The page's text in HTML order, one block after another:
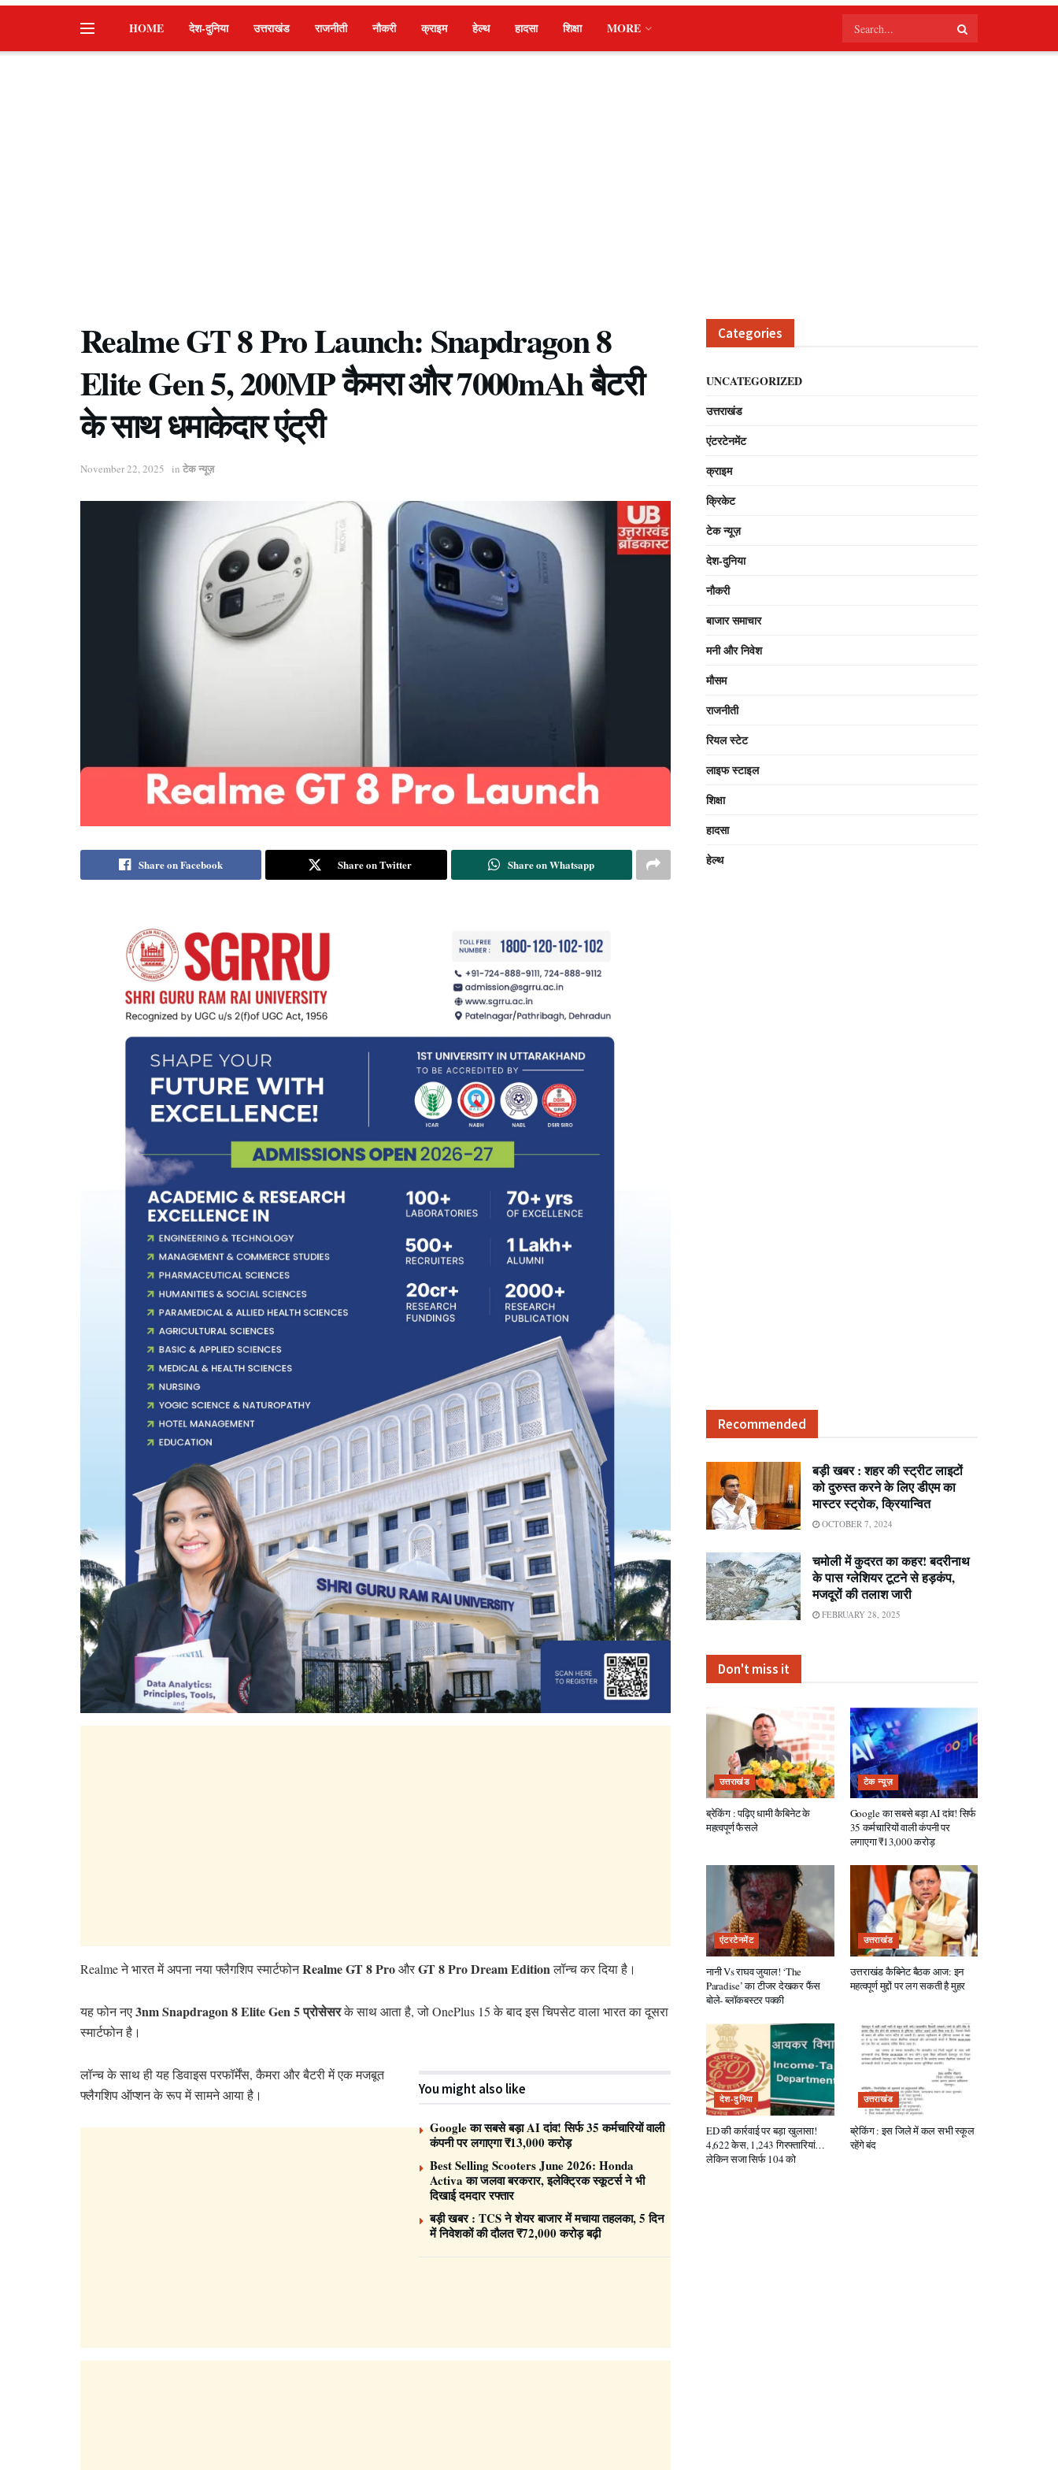
HOME देश-दुनिया उत्तराखंड राजनीती नौकरी क्राइम हेल्थ हादसा शिक्षा MORE
Realme GT 8 Pro Launch: Snapdragon 8
Elite Gen 5, 200MP कैमरा और 7000mAh बैटरी
के साथ धमाकेदार एंट्री
November 22, 2025 in टेक न्यूज़
Share on Facebook Share on Twitter Share on Whatsapp
Realme ने भारत में अपना नया फ्लैगशिप स्मार्टफोनRealme GT 8 ProऔरGT 8 Pro Dream Editionलॉन्च कर दिया है।
यह फोन नए3nm Snapdragon 8 Elite Gen 5 प्रोसेसरके साथ आता है, जो OnePlus 15 के बाद इस चिपसेट वाला भारत का दूसरा
स्मार्टफोन है।
You might also like
Google का सबसे बड़ा AI दांव! सिर्फ 35 कर्मचारियों वाली
कंपनी पर लगाएगा ₹13,000 करोड़
Best Selling Scooters June 2026: Honda
Activa का जलवा बरकरार, इलेक्ट्रिक स्कूटर्स ने भी
दिखाई दमदार रफ्तार
बड़ी खबर : TCS ने शेयर बाजार में मचाया तहलका, 5 दिन
में निवेशकों की दौलत ₹72,000 करोड़ बढ़ी
लॉन्च के साथ ही यह डिवाइस परफॉर्मेंस, कैमरा और बैटरी में एक मजबूत
फ्लैगशिप ऑप्शन के रूप में सामने आया है।
Categories
UNCATEGORIZED
उत्तराखंड
एंटरटेनमेंट
क्राइम
क्रिकेट
टेक न्यूज़
देश-दुनिया
नौकरी
बाजार समाचार
मनी और निवेश
मौसम
राजनीती
रियल स्टेट
लाइफ स्टाइल
शिक्षा
हादसा
हेल्थ
Recommended
बड़ी खबर : शहर की स्ट्रीट लाइटों
को दुरुस्त करने के लिए डीएम का
मास्टर स्ट्रोक, क्रियान्वित
OCTOBER 7, 2024
चमोली में कुदरत का कहर! बदरीनाथ
के पास ग्लेशियर टूटने से हड़कंप,
मजदूरों की तलाश जारी
FEBRUARY 28, 2025
Don't miss it
उत्तराखंड
ब्रेकिंग : पढ़िए धामी कैबिनेट के
महत्वपूर्ण फैसले
टेक न्यूज़
Google का सबसे बड़ा AI दांव! सिर्फ
35 कर्मचारियों वाली कंपनी पर
लगाएगा ₹13,000 करोड़
एंटरटेनमेंट
नानी Vs राघव जुयाल! ‘The
Paradise’ का टीजर देखकर फैंस
बोले- ब्लॉकबस्टर पक्की
उत्तराखंड
उत्तराखंड कैबिनेट बैठक आज: इन
महत्वपूर्ण मुद्दों पर लग सकती है मुहर
देश-दुनिया
ED की कार्रवाई पर बड़ा खुलासा!
4,622 केस, 1,243 गिरफ्तारियां…
लेकिन सजा सिर्फ 104 को
उत्तराखंड
ब्रेकिंग : इस जिले में कल सभी स्कूल
रहेंगे बंद